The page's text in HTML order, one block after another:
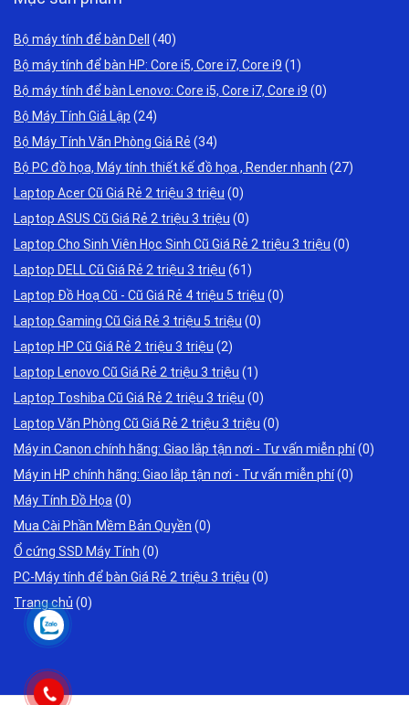
Bộ máy tính để bàn Dell
(40)
Bộ máy tính để bàn HP: Core i5, Core i7, Core i9 (1)
Bộ máy tính để bàn Lenovo: Core i5, Core i7, Core i9 (0)
Bộ Máy Tính Giả Lập (24)
Bộ Máy Tính Văn Phòng Giá Rẻ (34)
Bộ PC đồ họa, Máy tính thiết kế đồ họa , Render nhanh (27)
Laptop Acer Cũ Giá Rẻ 2 triệu 3 triệu (0)
Laptop ASUS Cũ Giá Rẻ 2 triệu 3 triệu (0)
Laptop Cho Sinh Viên Học Sinh Cũ Giá Rẻ 2 triệu 3 triệu (0)
Laptop DELL Cũ Giá Rẻ 2 triệu 3 triệu (61)
Laptop Đồ Hoạ Cũ - Cũ Giá Rẻ 4 triệu 5 triệu (0)
Laptop Gaming Cũ Giá Rẻ 3 triệu 5 triệu (0)
Laptop HP Cũ Giá Rẻ 2 triệu 3 triệu (2)
Laptop Lenovo Cũ Giá Rẻ 2 triệu 3 triệu (1)
Laptop Toshiba Cũ Giá Rẻ 2 triệu 3 triệu (0)
Laptop Văn Phòng Cũ Giá Rẻ 2 triệu 3 triệu (0)
Máy in Canon chính hãng: Giao lắp tận nơi - Tư vấn miễn phí(0)
Máy in HP chính hãng: Giao lắp tận nơi - Tư vấn miễn phí(0)
Máy Tính Đồ Họa (0)
Mua Cài Phần Mềm Bản Quyền (0)
Ổ cứng SSD Máy Tính (0)
PC-Máy tính để bàn Giá Rẻ 2 triệu 3 triệu (0)
Trang chủ (0)